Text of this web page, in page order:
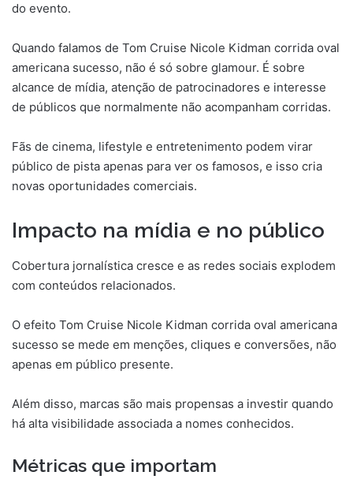
do evento.
Quando falamos de Tom Cruise Nicole Kidman corrida oval
americana sucesso, não é só sobre glamour. É sobre
alcance de mídia, atenção de patrocinadores e interesse
de públicos que normalmente não acompanham corridas.
Fãs de cinema, lifestyle e entretenimento podem virar
público de pista apenas para ver os famosos, e isso cria
novas oportunidades comerciais.
Impacto na mídia e no público
Cobertura jornalística cresce e as redes sociais explodem
com conteúdos relacionados.
O efeito Tom Cruise Nicole Kidman corrida oval americana
sucesso se mede em menções, cliques e conversões, não
apenas em público presente.
Além disso, marcas são mais propensas a investir quando
há alta visibilidade associada a nomes conhecidos.
Métricas que importam